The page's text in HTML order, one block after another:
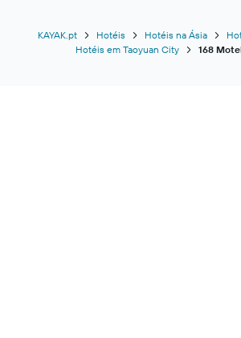
KAYAK.pt Hotéis Hotéis na Ásia
Hotéis em Taoyuan City
168